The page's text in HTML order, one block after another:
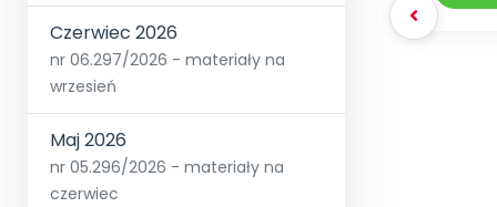
Czerwiec 2026
nr 06.297/2026 - materiały na
wrzesień
Maj 2026
nr 05.296/2026 - materiały na
czerwiec